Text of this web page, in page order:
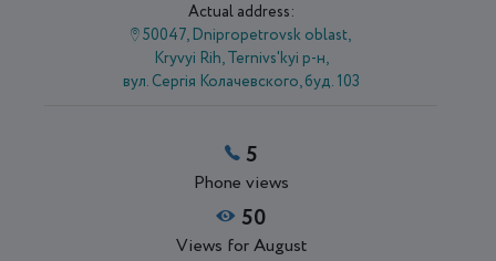
Actual address:
50047, Dnipropetrovsk oblast,
Kryvyi Rih, Ternivs'kyi р-н,
вул. Сергія Колачевского, буд. 103
5
Phone views
50
Views for August